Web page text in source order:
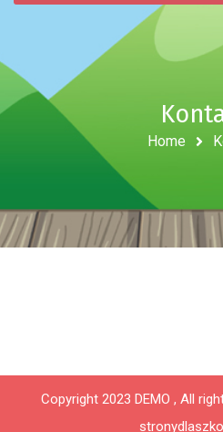
Home
Copyright 2023 DEMO , All